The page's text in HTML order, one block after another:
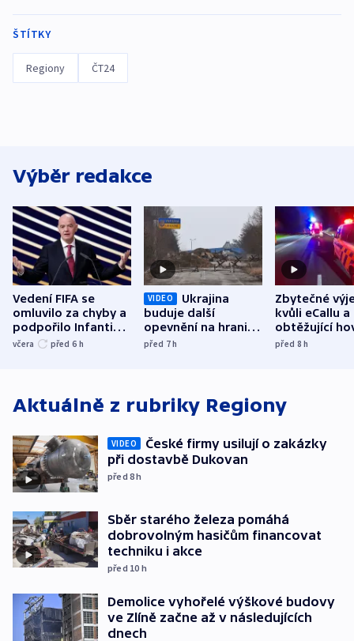
ŠTÍTKY
Regiony ČT24
Výběr redakce
Vedení FIFA se
omluvilo za chyby a
podpořilo Infantina.
UEFA trvá na
včera před 6 h
VIDEO
Ukrajina
buduje další
opevnění na hranici
s Běloruskem
před 7h
Zbytečné
kvůli eCallu a
obtěžující
zdržují
před 8h
Aktuálně z rubriky Regiony
VIDEO
České firmy usilují o zakázky
při dostavbě Dukovan
před 8h
Sběr starého železa pomáhá
dobrovolným hasičům financovat
techniku i akce
před 10 h
Demolice vyhořelé výškové budovy
ve Zlíně začne až v následujících
dnech